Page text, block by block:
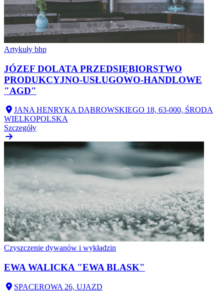
Artykuły bhp
JÓZEF DOLATA PRZEDSIĘBIORSTWO
PRODUKCYJNO-USŁUGOWO-HANDLOWE
"AGD"
JANA HENRYKA DĄBROWSKIEGO 18, 63-000, ŚRODA
WIELKOPOLSKA
Szczegóły
Czyszczenie dywanów i wykładzin
EWA WALICKA "EWA BLASK"
SPACEROWA 26, UJAZD